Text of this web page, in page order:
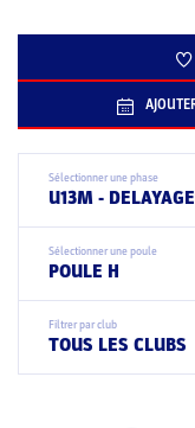
Sélectionner une phase
U13M -
Sélectionner une poule
POULE H
Filtrer par club
TOUS LES CLUBS